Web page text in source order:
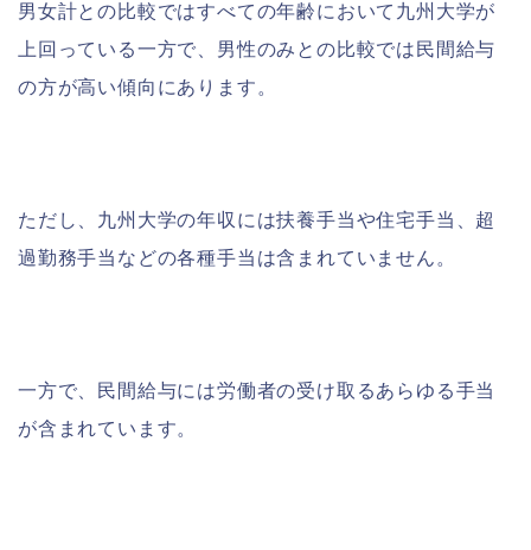
男女計との比較ではすべての年齢において九州大学が
上回っている一方で、男性のみとの比較では民間給与
の方が高い傾向にあります。
ただし、九州大学の年収には扶養手当や住宅手当、超
過勤務手当などの各種手当は含まれていません。
一方で、民間給与には労働者の受け取るあらゆる手当
が含まれています。